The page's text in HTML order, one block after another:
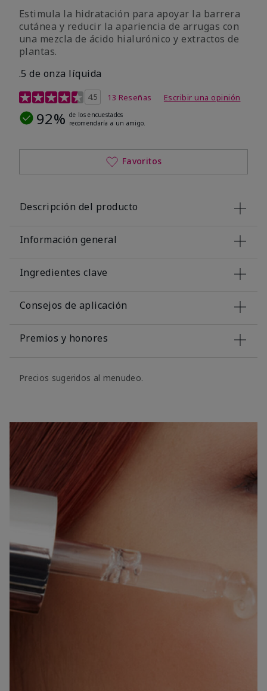
Estimula la hidratación para apoyar la barrera
cutánea y reducir la apariencia de arrugas con
una mezcla de ácido hialurónico y extractos de
plantas.
.5 de onza líquida
Calificación de clientes de 3,2 de 5
4.5 13 Reseñas Escribir una opinión
92% de los encuestados
recomendaría a un amigo.
Favoritos
Descripción del producto
Información general
Ingredientes clave
Consejos de aplicación
Premios y honores
Precios sugeridos al menudeo.